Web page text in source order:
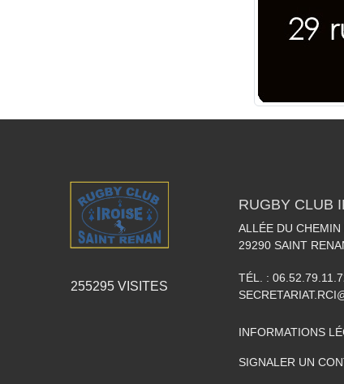
255295 VISITES
RUGBY CLUB
ALLÉE DU CHEMIN
29290 SAINT
TÉL. :
INFORMATIONS
SIGNALER UN